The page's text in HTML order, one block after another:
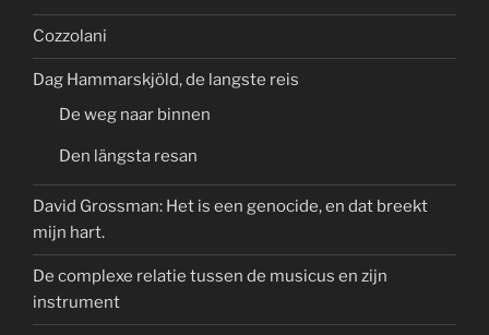
Cozzolani
Dag Hammarskjöld, de langste reis
De weg naar binnen
Den längsta resan
David Grossman: Het is een genocide, en dat breekt
mijn hart.
De complexe relatie tussen de musicus en zijn
instrument